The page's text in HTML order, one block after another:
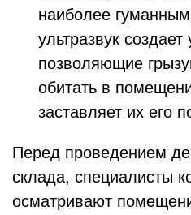
наиболее
ультразвук
позволяющие
обитать в
заставляет их его
Перед проведением
склада, специалисты
осматривают